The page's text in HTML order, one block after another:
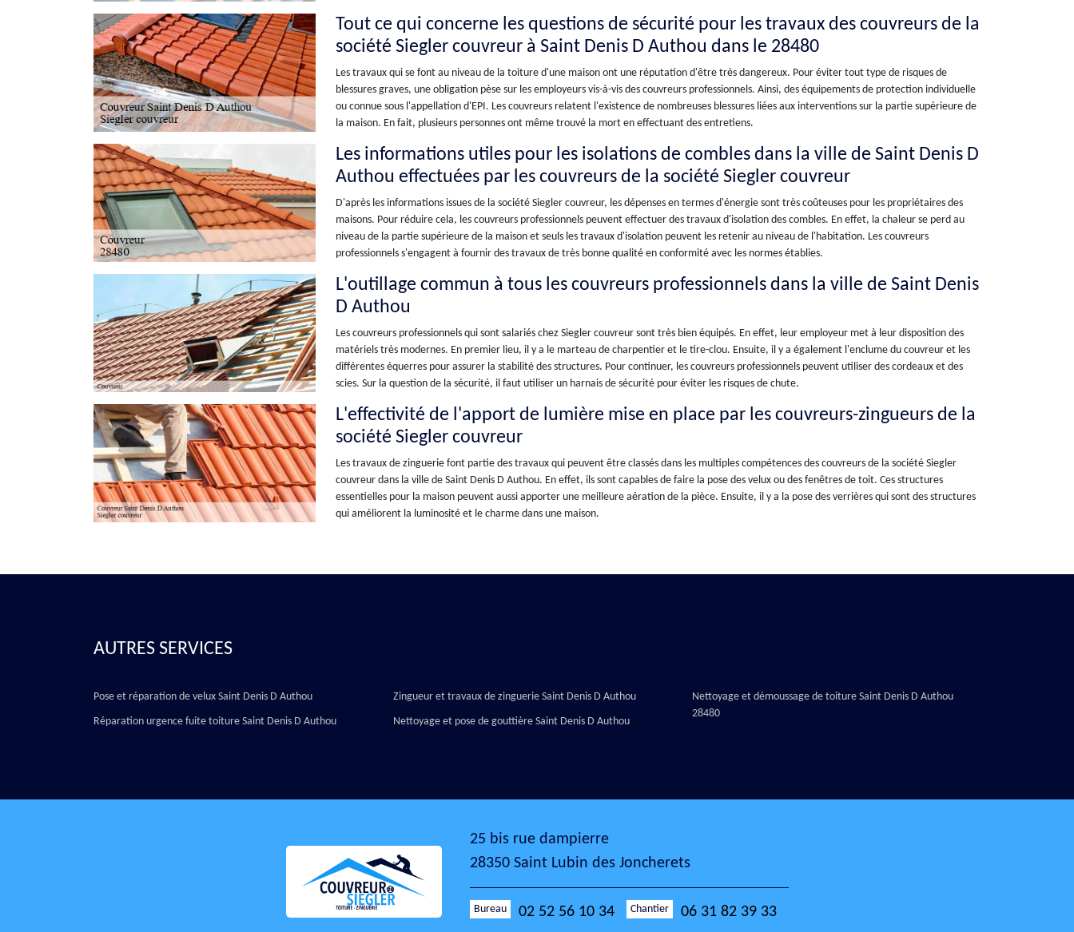
Tout ce qui concerne les questions de sécurité pour les travaux des couvreurs de la
société Siegler couvreur à Saint Denis D Authou dans le 28480
Les travaux qui se font au niveau de la toiture d'une maison ont une réputation d'être très dangereux. Pour éviter tout type de risques de
blessures graves, une obligation pèse sur les employeurs vis-à-vis des couvreurs professionnels. Ainsi, des équipements de protection individuelle
ou connue sous l'appellation d'EPI. Les couvreurs relatent l'existence de nombreuses blessures liées aux interventions sur la partie supérieure de
la maison. En fait, plusieurs personnes ont même trouvé la mort en effectuant des entretiens.
Les informations utiles pour les isolations de combles dans la ville de Saint Denis D
Authou effectuées par les couvreurs de la société Siegler couvreur
D'après les informations issues de la société Siegler couvreur, les dépenses en termes d'énergie sont très coûteuses pour les propriétaires des
maisons. Pour réduire cela, les couvreurs professionnels peuvent effectuer des travaux d'isolation des combles. En effet, la chaleur se perd au
niveau de la partie supérieure de la maison et seuls les travaux d'isolation peuvent les retenir au niveau de l'habitation. Les couvreurs
professionnels s'engagent à fournir des travaux de très bonne qualité en conformité avec les normes établies.
L'outillage commun à tous les couvreurs professionnels dans la ville de Saint Denis
D Authou
Les couvreurs professionnels qui sont salariés chez Siegler couvreur sont très bien équipés. En effet, leur employeur met à leur disposition des
matériels très modernes. En premier lieu, il y a le marteau de charpentier et le tire-clou. Ensuite, il y a également l'enclume du couvreur et les
différentes équerres pour assurer la stabilité des structures. Pour continuer, les couvreurs professionnels peuvent utiliser des cordeaux et des
scies. Sur la question de la sécurité, il faut utiliser un harnais de sécurité pour éviter les risques de chute.
L'effectivité de l'apport de lumière mise en place par les couvreurs-zingueurs de la
société Siegler couvreur
Les travaux de zinguerie font partie des travaux qui peuvent être classés dans les multiples compétences des couvreurs de la société Siegler
couvreur dans la ville de Saint Denis D Authou. En effet, ils sont capables de faire la pose des velux ou des fenêtres de toit. Ces structures
essentielles pour la maison peuvent aussi apporter une meilleure aération de la pièce. Ensuite, il y a la pose des verrières qui sont des structures
qui améliorent la luminosité et le charme dans une maison.
AUTRES SERVICES
Pose et réparation de velux Saint Denis D Authou
Réparation urgence fuite toiture Saint Denis D Authou
Zingueur et travaux de zinguerie Saint Denis D Authou
Nettoyage et pose de gouttière Saint Denis D Authou
Nettoyage et démoussage de toiture Saint Denis D Authou
28480
25 bis rue dampierre
28350 Saint Lubin des Joncherets
Bureau 02 52 56 10 34 Chantier 06 31 82 39 33